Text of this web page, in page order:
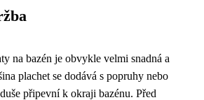
na bazén je obvykle velmi snadná a
plachet se dodává s popruhy nebo
připevní k okraji bazénu. Před